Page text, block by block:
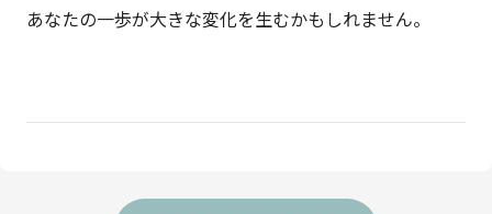
あなたの一歩が大きな変化を生むかもしれません。